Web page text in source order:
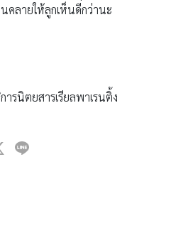
คลายให้ลูกเห็นดีกว่านะ
รนิตยสารเรียลพาเรนติ้ง